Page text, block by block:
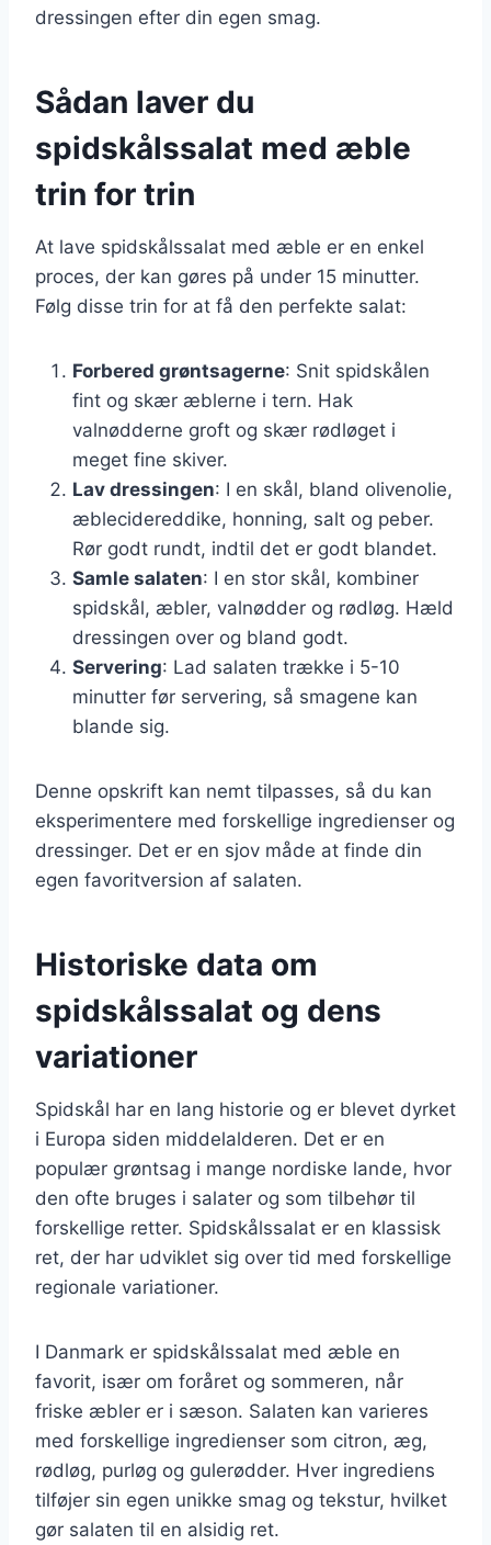
dressingen efter din egen smag.
Sådan laver du
spidskålssalat med æble
trin for trin
At lave spidskålssalat med æble er en enkel
proces, der kan gøres på under 15 minutter.
Følg disse trin for at få den perfekte salat:
Forbered grøntsagerne: Snit spidskålen
fint og skær æblerne i tern. Hak
valnødderne groft og skær rødløget i
meget fine skiver.
Lav dressingen: I en skål, bland olivenolie,
æblecidereddike, honning, salt og peber.
Rør godt rundt, indtil det er godt blandet.
Samle salaten: I en stor skål, kombiner
spidskål, æbler, valnødder og rødløg. Hæld
dressingen over og bland godt.
Servering: Lad salaten trække i 5-10
minutter før servering, så smagene kan
blande sig.
Denne opskrift kan nemt tilpasses, så du kan
eksperimentere med forskellige ingredienser og
dressinger. Det er en sjov måde at finde din
egen favoritversion af salaten.
Historiske data om
spidskålssalat og dens
variationer
Spidskål har en lang historie og er blevet dyrket
i Europa siden middelalderen. Det er en
populær grøntsag i mange nordiske lande, hvor
den ofte bruges i salater og som tilbehør til
forskellige retter. Spidskålssalat er en klassisk
ret, der har udviklet sig over tid med forskellige
regionale variationer.
I Danmark er spidskålssalat med æble en
favorit, især om foråret og sommeren, når
friske æbler er i sæson. Salaten kan varieres
med forskellige ingredienser som citron, æg,
rødløg, purløg og gulerødder. Hver ingrediens
tilføjer sin egen unikke smag og tekstur, hvilket
gør salaten til en alsidig ret.